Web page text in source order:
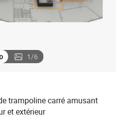
1/6
trampoline carré amusant
et extérieur